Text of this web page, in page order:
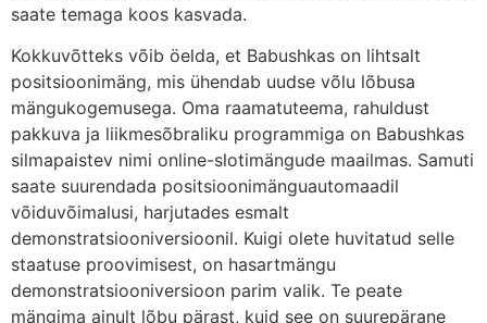
saate temaga koos kasvada.
Kokkuvõtteks võib öelda, et Babushkas on lihtsalt
positsioonimäng, mis ühendab uudse võlu lõbusa
mängukogemusega. Oma raamatuteema, rahuldust
pakkuva ja liikmesõbraliku programmiga on Babushkas
silmapaistev nimi online-slotimängude maailmas. Samuti
saate suurendada positsioonimänguautomaadil
võiduvõimalusi, harjutades esmalt
demonstratsiooniversioonil. Kuigi olete huvitatud selle
staatuse proovimisest, on hasartmängu
demonstratsiooniversioon parim valik. Te peate
mängima ainult lõbu pärast, kuid see on suurepärane